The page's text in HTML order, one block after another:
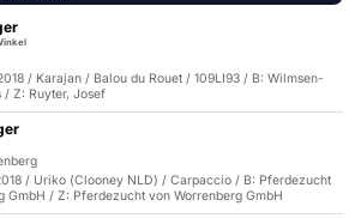
/ Karajan / Balou du Rouet / 109LI93 / B: Wilmsen-
/ Z: Ruyter, Josef
/ Uriko (Clooney NLD) / Carpaccio / B: Pferdezucht
GmbH / Z: Pferdezucht von Worrenberg GmbH